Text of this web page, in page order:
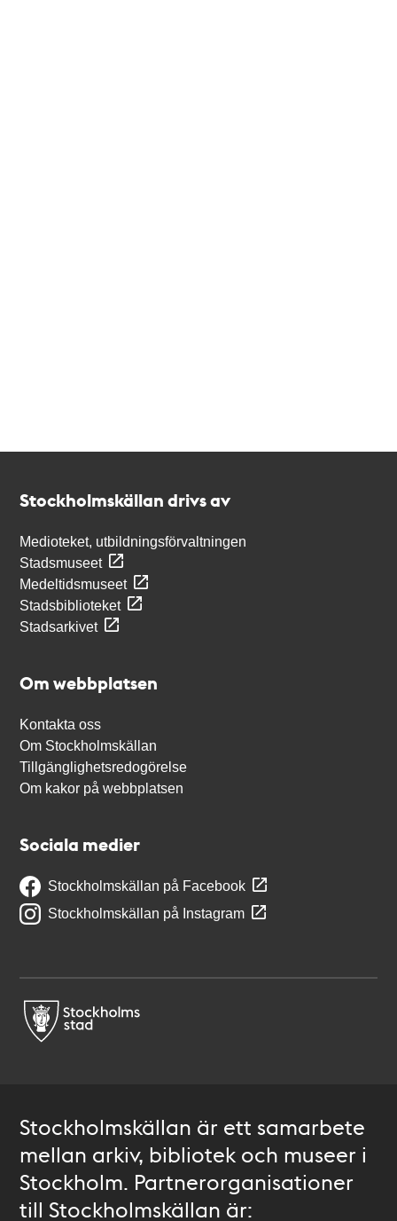
Stockholmskällan drivs av
Medioteket, utbildningsförvaltningen
Stadsmuseet
Medeltidsmuseet
Stadsbiblioteket
Stadsarkivet
Om webbplatsen
Kontakta oss
Om Stockholmskällan
Tillgänglighetsredogörelse
Om kakor på webbplatsen
Sociala medier
Stockholmskällan på Facebook
Stockholmskällan på Instagram
Stockholmskällan är ett samarbete
mellan arkiv, bibliotek och museer i
Stockholm. Partnerorganisationer
till Stockholmskällan är: